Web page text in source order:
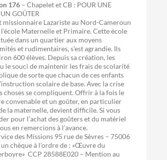
176 – Chapelet et CB : POUR UNE
GOÛTER
missionnaire Lazariste au Nord-Cameroun
Maternelle et Primaire. Cette école
dans un quartier aux moyens
et rudimentaires, s’est agrandie. Ils
600 élèves. Depuis sa création, les
le souci de maintenir les frais de scolarité
de sorte que chacun de ces enfants
scolaire de base. Avec la crise
choses se compliquent. Offrir à la fois le
convenable et un goûter, en particulier
la maternelle, devient difficile. Si vous
pour l’achat des goûters et du matériel
en remercions à l’avance.
des Missions 95 rue de Sèvres – 75006
chèque à l’ordre de : «Œuvre du
CCP 28588E020 – Mention au